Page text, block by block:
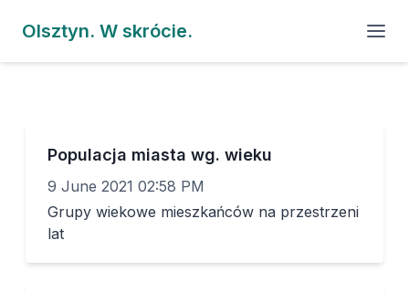
Olsztyn. W skrócie.
Populacja miasta wg. wieku
9 June 2021 02:58 PM
Grupy wiekowe mieszkańców na przestrzeni
lat